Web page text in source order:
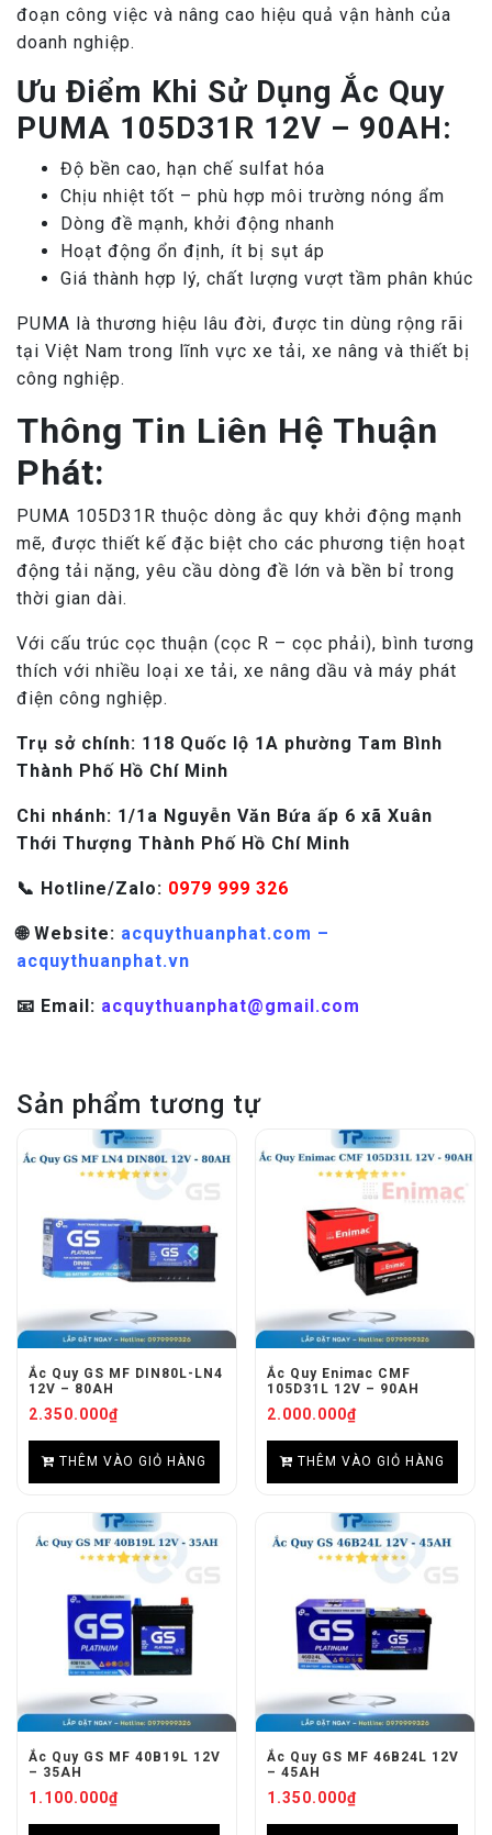
đoạn công việc và nâng cao hiệu quả vận hành của
doanh nghiệp.
Ưu Điểm Khi Sử Dụng Ắc Quy
PUMA 105D31R 12V – 90AH:
Độ bền cao, hạn chế sulfat hóa
Chịu nhiệt tốt – phù hợp môi trường nóng ẩm
Dòng đề mạnh, khởi động nhanh
Hoạt động ổn định, ít bị sụt áp
Giá thành hợp lý, chất lượng vượt tầm phân khúc
PUMA là thương hiệu lâu đời, được tin dùng rộng rãi
tại Việt Nam trong lĩnh vực xe tải, xe nâng và thiết bị
công nghiệp.
Thông Tin Liên Hệ Thuận
Phát:
PUMA 105D31R thuộc dòng ắc quy khởi động mạnh
mẽ, được thiết kế đặc biệt cho các phương tiện hoạt
động tải nặng, yêu cầu dòng đề lớn và bền bỉ trong
thời gian dài.
Với cấu trúc cọc thuận (cọc R – cọc phải), bình tương
thích với nhiều loại xe tải, xe nâng dầu và máy phát
điện công nghiệp.
Trụ sở chính: 118 Quốc l ộ 1A phường Tam Bình
Thành Phố H ồ Chí Minh
Chi nhánh: 1/1a Nguyễn Văn Bứa ấp 6 xã Xuân
Thới Thượng Thành Phố H ồ Chí Minh
📞 Hotline/Zalo: 0979 999 326
🌐 Website: acquythuanphat.com –
acquythuanphat.vn
📧 Email: acquythuanphat@gmail.com
Sản phẩm tương tự
Ắc Quy GS MF DIN80L-LN4
12V – 80AH
2.350.000₫
THÊM VÀO GIỎ HÀNG
Ắc Quy Enimac CMF
105D31L 12V – 90AH
2.000.000₫
THÊM VÀO GIỎ HÀNG
Ắc Quy GS MF 40B19L 12V
– 35AH
1.100.000₫
Ắc Quy GS MF 46B24L 12V
– 45AH
1.350.000₫